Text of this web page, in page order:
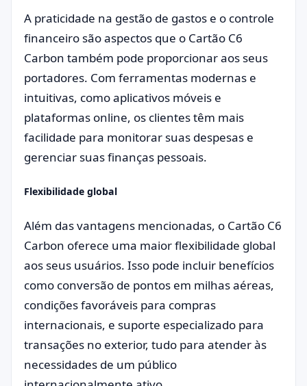
A praticidade na gestão de gastos e o controle
financeiro são aspectos que o Cartão C6
Carbon também pode proporcionar aos seus
portadores. Com ferramentas modernas e
intuitivas, como aplicativos móveis e
plataformas online, os clientes têm mais
facilidade para monitorar suas despesas e
gerenciar suas finanças pessoais.
Flexibilidade global
Além das vantagens mencionadas, o Cartão C6
Carbon oferece uma maior flexibilidade global
aos seus usuários. Isso pode incluir benefícios
como conversão de pontos em milhas aéreas,
condições favoráveis para compras
internacionais, e suporte especializado para
transações no exterior, tudo para atender às
necessidades de um público